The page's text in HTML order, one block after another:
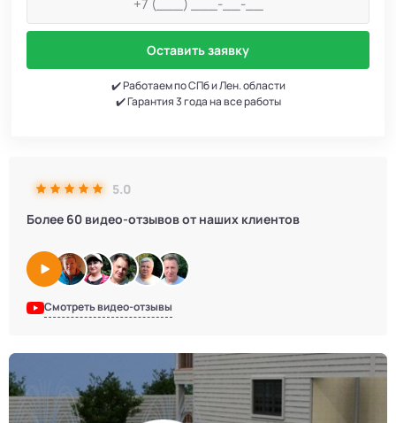
Оставить заявку
✔️ Работаем по СПб и Лен. области
✔️ Гарантия 3 года на все работы
5.0
Более 60 видео-отзывов от наших клиентов
Смотреть видео-отзывы